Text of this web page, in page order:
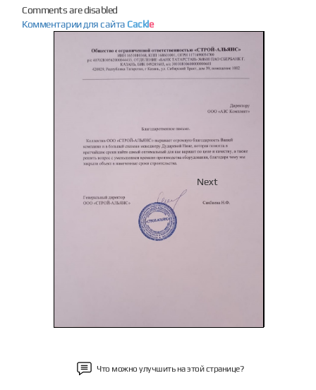
Comments are disabled
Комментарии для сайта Cackle
Next
Что можно улучшить на этой странице?